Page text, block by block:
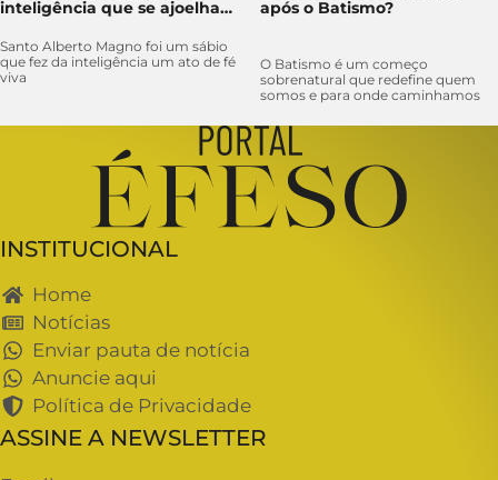
inteligência que se ajoelha
Santo Alberto Magno foi um sábio
que fez da inteligência um ato de fé
viva
após o Batismo?
O Batismo é um começo
sobrenatural que redefine quem
somos e para onde caminhamos
INSTITUCIONAL
Home
Notícias
Enviar pauta de notícia
Anuncie aqui
Política de Privacidade
ASSINE A NEWSLETTER